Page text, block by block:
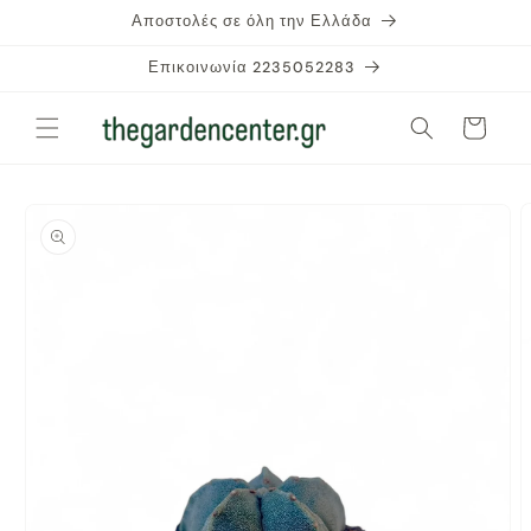
Αποστολές σε όλη την Ελλάδα
Επικοινωνία 2235052283
Καλάθι
πληροφορίες